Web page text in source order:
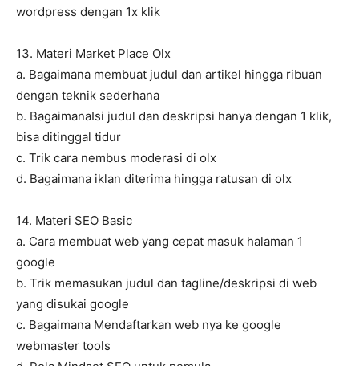
wordpress dengan 1x klik
13. Materi Market Place Olx
a. Bagaimana membuat judul dan artikel hingga ribuan
dengan teknik sederhana
b. BagaimanaIsi judul dan deskripsi hanya dengan 1 klik,
bisa ditinggal tidur
c. Trik cara nembus moderasi di olx
d. Bagaimana iklan diterima hingga ratusan di olx
14. Materi SEO Basic
a. Cara membuat web yang cepat masuk halaman 1
google
b. Trik memasukan judul dan tagline/deskripsi di web
yang disukai google
c. Bagaimana Mendaftarkan web nya ke google
webmaster tools